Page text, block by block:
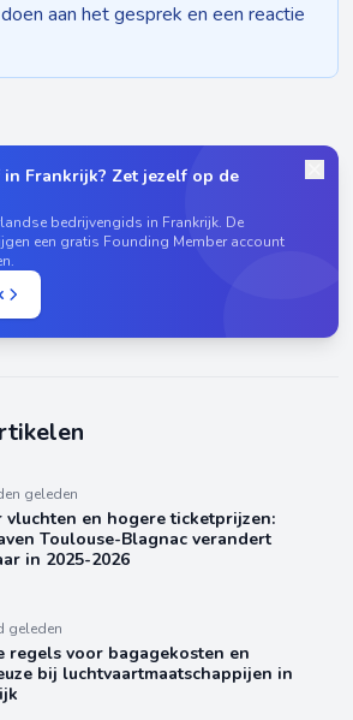
aan het gesprek en een reactie
Frankrijk? Zet jezelf op de
bedrijvengids in Frankrijk. De
een gratis Founding Member account
geleden
vluchten en hogere ticketprijzen:
Toulouse-Blagnac verandert
in 2025-2026
geleden
regels voor bagagekosten en
bij luchtvaartmaatschappijen in